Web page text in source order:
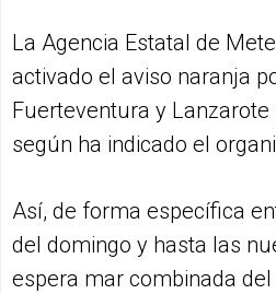
La Agencia Estatal de
activado el aviso naranja
Fuerteventura y
según ha indicado el
Así, de forma específica
del domingo y hasta las
espera mar combinada